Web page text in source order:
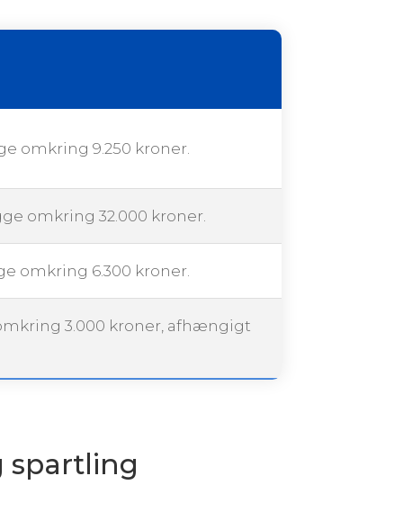
omkring 9.250 kroner.
omkring 32.000 kroner.
omkring 6.300 kroner.
3.000 kroner, afhængigt
spartling